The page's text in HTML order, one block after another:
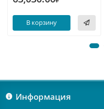
В корзину
Информация